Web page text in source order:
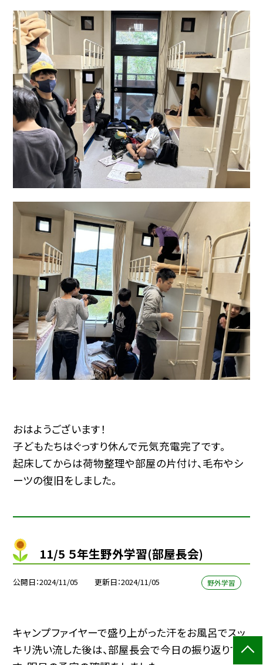
おはようございます！
子どもたちはぐっすり休んで元気充電完了です。
起床してからは荷物整理や部屋の片付け、毛布やシ
ーツの復旧をしました。
11/5 ５年生野外学習(部屋長会)
公開日 2024/11/05 更新日 2024/11/05 野外学習
キャンプファイヤーで盛り上がった汗をお風呂でスッ
キリ洗い流した後は、部屋長会で今日の振り返りで